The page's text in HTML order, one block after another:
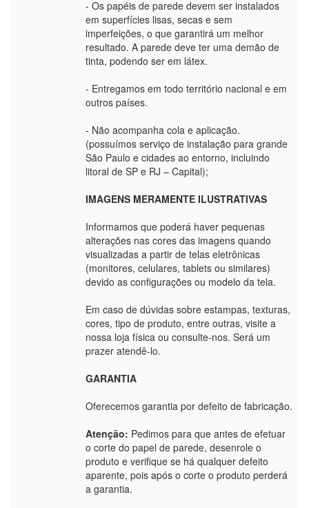
- Os papéis de parede devem ser instalados
em superfícies lisas, secas e sem
imperfeições, o que garantirá um melhor
resultado. A parede deve ter uma demão de
tinta, podendo ser em látex.
- Entregamos em todo território nacional e em
outros países.
- Não acompanha cola e aplicação.
(possuímos serviço de instalação para grande
São Paulo e cidades ao entorno, incluindo
litoral de SP e RJ – Capital);
IMAGENS MERAMENTE ILUSTRATIVAS
Informamos que poderá haver pequenas
alterações nas cores das imagens quando
visualizadas a partir de telas eletrônicas
(monitores, celulares, tablets ou similares)
devido as configurações ou modelo da tela.
Em caso de dúvidas sobre estampas, texturas,
cores, tipo de produto, entre outras, visite a
nossa loja física ou consulte-nos. Será um
prazer atendê-lo.
GARANTIA
Oferecemos garantia por defeito de fabricação.
Atenção: Pedimos para que antes de efetuar
o corte do papel de parede, desenrole o
produto e verifique se há qualquer defeito
aparente, pois após o corte o produto perderá
a garantia.